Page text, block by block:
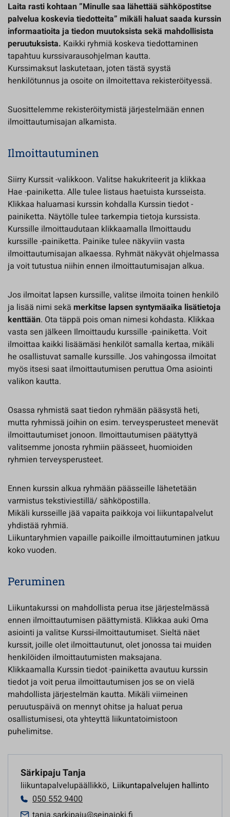
Laita rasti kohtaan ”Minulle saa lähettää sähköpostitse
palvelua koskevia tiedotteita” mikäli haluat saada kurssin
informaatioita ja tiedon muutoksista sekä mahdollisista
peruutuksista. Kaikki ryhmiä koskeva tiedottaminen
tapahtuu kurssivarausohjelman kautta.
Kurssimaksut laskutetaan, joten tästä syystä
henkilötunnus ja osoite on ilmoitettava rekisteröityessä.
Suosittelemme rekisteröitymistä järjestelmään ennen
ilmoittautumisajan alkamista.
Ilmoittautuminen
Siirry Kurssit -valikkoon. Valitse hakukriteerit ja klikkaa
Hae -painiketta. Alle tulee listaus haetuista kursseista.
Klikkaa haluamasi kurssin kohdalla Kurssin tiedot -
painiketta. Näytölle tulee tarkempia tietoja kurssista.
Kurssille ilmoittaudutaan klikkaamalla Ilmoittaudu
kurssille -painiketta. Painike tulee näkyviin vasta
ilmoittautumisajan alkaessa. Ryhmät näkyvät ohjelmassa
ja voit tutustua niihin ennen ilmoittautumisajan alkua.
Jos ilmoitat lapsen kurssille, valitse ilmoita toinen henkilö
ja lisää nimi sekä merkitse lapsen syntymäaika lisätietoja
kenttään. Ota täppä pois oman nimesi kohdasta. Klikkaa
vasta sen jälkeen Ilmoittaudu kurssille -painiketta. Voit
ilmoittaa kaikki lisäämäsi henkilöt samalla kertaa, mikäli
he osallistuvat samalle kurssille. Jos vahingossa ilmoitat
myös itsesi saat ilmoittautumisen peruttua Oma asiointi
valikon kautta.
Osassa ryhmistä saat tiedon ryhmään pääsystä heti,
mutta ryhmissä joihin on esim. terveysperusteet menevät
ilmoittautumiset jonoon. Ilmoittautumisen päätyttyä
valitsemme jonosta ryhmiin päässeet, huomioiden
ryhmien terveysperusteet.
Ennen kurssin alkua ryhmään päässeille lähetetään
varmistus tekstiviestillä/ sähköpostilla.
Mikäli kursseille jää vapaita paikkoja voi liikuntapalvelut
yhdistää ryhmiä.
Liikuntaryhmien vapaille paikoille ilmoittautuminen jatkuu
koko vuoden.
Peruminen
Liikuntakurssi on mahdollista perua itse järjestelmässä
ennen ilmoittautumisen päättymistä. Klikkaa auki Oma
asiointi ja valitse Kurssi-ilmoittautumiset. Sieltä näet
kurssit, joille olet ilmoittautunut, olet jonossa tai muiden
henkilöiden ilmoittautumisten maksajana.
Klikkaamalla Kurssin tiedot -painiketta avautuu kurssin
tiedot ja voit perua ilmoittautumisen jos se on vielä
mahdollista järjestelmän kautta. Mikäli viimeinen
peruutuspäivä on mennyt ohitse ja haluat perua
osallistumisesi, ota yhteyttä liikuntatoimistoon
puhelimitse.
Särkipaju Tanja
liikuntapalvelupäällikkö, Liikuntapalvelujen hallinto
050 552 9400